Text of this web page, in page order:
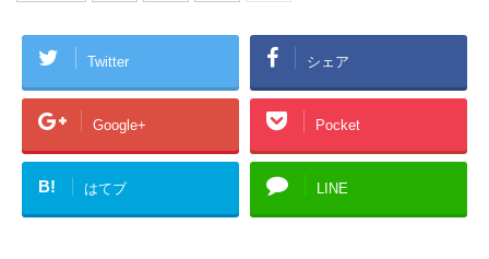
Twitter シェア
Google+ Pocket
B! はてブ LINE